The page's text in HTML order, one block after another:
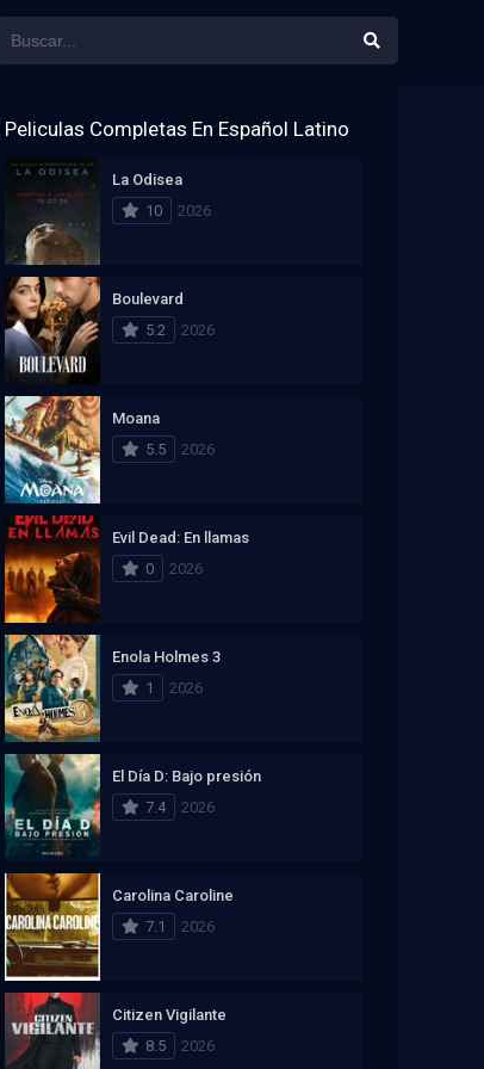
Peliculas Completas En Español Latino
La Odisea
10
2026
Boulevard
5.2
2026
Moana
5.5
2026
Evil Dead: En llamas
0
2026
Enola Holmes 3
1
2026
El Día D: Bajo presión
7.4
2026
Carolina Caroline
7.1
2026
Citizen Vigilante
8.5
2026